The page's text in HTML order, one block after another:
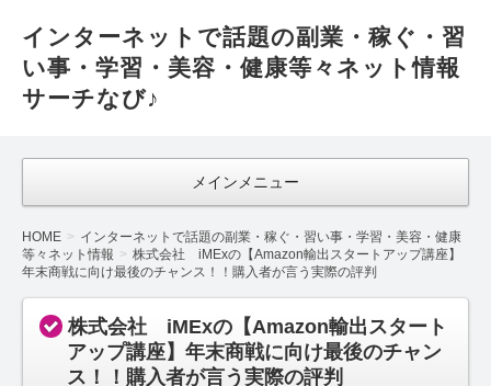
インターネットで話題の副業・稼ぐ・習
い事・学習・美容・健康等々ネット情報
サーチなび♪
メインメニュー
HOME
インターネットで話題の副業・稼ぐ・習い事・学習・美容・健康
等々ネット情報
株式会社 iMExの【Amazon輸出スタートアップ講座】
年末商戦に向け最後のチャンス！！購入者が言う実際の評判
株式会社 iMExの【Amazon輸出スタート
アップ講座】年末商戦に向け最後のチャン
ス！！購入者が言う実際の評判